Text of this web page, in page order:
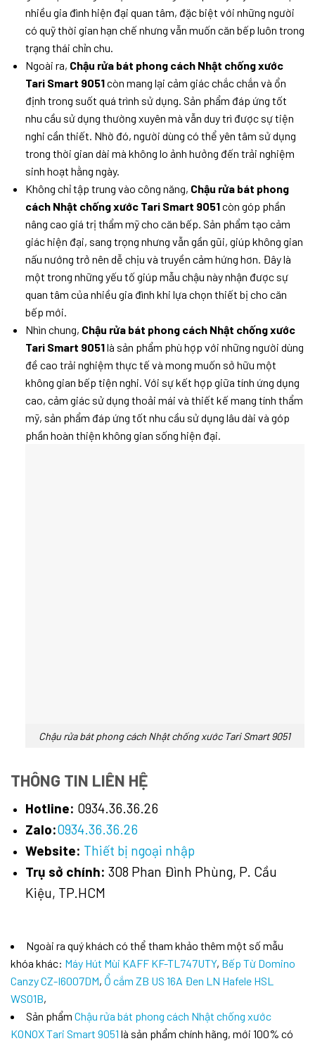
nhiều gia đình hiện đại quan tâm, đặc biệt với những người
có quỹ thời gian hạn chế nhưng vẫn muốn căn bếp luôn trong
trạng thái chỉn chu.
Ngoài ra, Chậu rửa bát phong cách Nhật chống xước
Tari Smart 9051còn mang lại cảm giác chắc chắn và ổn
định trong suốt quá trình sử dụng. Sản phẩm đáp ứng tốt
nhu cầu sử dụng thường xuyên mà vẫn duy trì được sự tiện
nghi cần thiết. Nhờ đó, người dùng có thể yên tâm sử dụng
trong thời gian dài mà không lo ảnh hưởng đến trải nghiệm
sinh hoạt hằng ngày.
Không chỉ tập trung vào công năng, Chậu rửa bát phong
cách Nhật chống xước Tari Smart 9051còn góp phần
nâng cao giá trị thẩm mỹ cho căn bếp. Sản phẩm tạo cảm
giác hiện đại, sang trọng nhưng vẫn gần gũi, giúp không gian
nấu nướng trở nên dễ chịu và truyền cảm hứng hơn. Đây là
một trong những yếu tố giúp mẫu chậu này nhận được sự
quan tâm của nhiều gia đình khi lựa chọn thiết bị cho căn
bếp mới.
Nhìn chung, Chậu rửa bát phong cách Nhật chống xước
Tari Smart 9051là sản phẩm phù hợp với những người dùng
đề cao trải nghiệm thực tế và mong muốn sở hữu một
không gian bếp tiện nghi. Với sự kết hợp giữa tính ứng dụng
cao, cảm giác sử dụng thoải mái và thiết kế mang tính thẩm
mỹ, sản phẩm đáp ứng tốt nhu cầu sử dụng lâu dài và góp
phần hoàn thiện không gian sống hiện đại.
Chậu rửa bát phong cách Nhật chống xước Tari Smart 9051
THÔNG TIN LIÊN HỆ
Hotline: 0934.36.36.26
Zalo:0934.36.36.26
Website: Thiết bị ngoại nhập
Trụ sở chính: 308 Phan Đình Phùng, P. Cầu
Kiệu, TP.HCM
Ngoài ra quý khách có thể tham khảo thêm một số mẫu
khóa khác: Máy Hút Mùi KAFF KF-TL747UTY, Bếp Từ Domino
Canzy CZ-I6007DM, Ổ cắm ZB US 16A Đen LN Hafele HSL
WS01B,
Sản phẩm Chậu rửa bát phong cách Nhật chống xước
KONOX Tari Smart 9051 là sản phẩm chính hãng, mới 100% có